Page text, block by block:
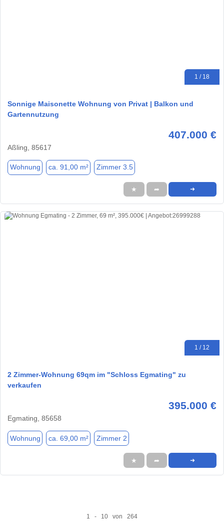
1 / 18
Sonnige Maisonette Wohnung von Privat | Balkon und
Gartennutzung
407.000 €
Aßling, 85617
Wohnung ca. 91,00 m² Zimmer 3.5
★ ➦ ➜
1 / 12
2 Zimmer-Wohnung 69qm im "Schloss Egmating" zu
verkaufen
395.000 €
Egmating, 85658
Wohnung ca. 69,00 m² Zimmer 2
★ ➦ ➜
1 - 10 von 264